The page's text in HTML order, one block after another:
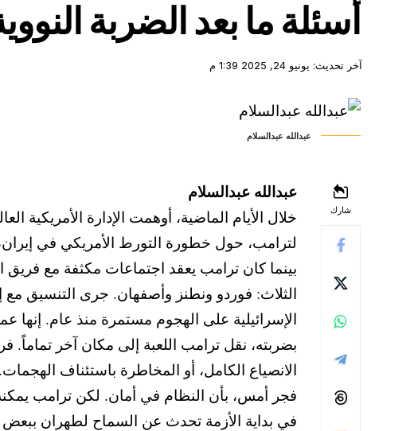
أسئلة ما بعد الضربة
آخر تحديث: يونيو 24, 2025 1:39 م
عبدالله عبدالسلام
شارك
عبدالله عبدالسلام
خلال الأيام الماضية، أوهمت الإدارة الأمريكية
لترامب، حول خطورة التورط الأمريكي في
بينما كان ترامب يعقد اجتماعات مكثفة مع فريق
الثلاث: فوردو ونطنز وأصفهان. جرى التنسيق مع
الإسرائيلية على الهجوم مستمرة منذ عام. إنها
بضربته، نقل ترامب اللعبة إلى مكان آخر
الانصياع الكامل، أو المخاطرة باستئناف
فجر أمس، بأن النظام في أمان. لكن ترامب
في بداية الأزمة تحدث عن السماح لطهران